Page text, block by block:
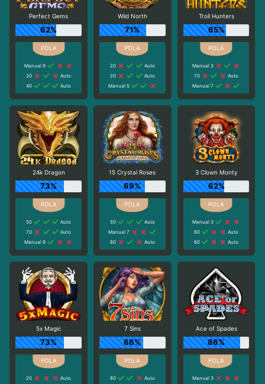
Perfect Gems
62%
Manual 9
20
Auto
40
Auto
Wild North
71%
20
Auto
20
Auto
Manual 5
Troll Hunters
65%
Manual 3
70
Auto
Manual 7
24k Dragon
73%
50
Auto
70
Auto
Manual 9
15 Crystal Roses
69%
50
Auto
Manual 7
80
Auto
3 Clown Monty
62%
Manual 3
60
Auto
60
Auto
5x Magic
73%
20
Auto
7 Sins
66%
80
Auto
Ace of Spades
86%
Manual 3